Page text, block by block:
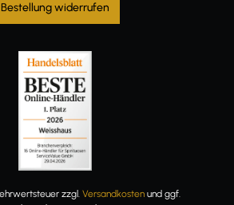
Bestellung widerrufen
zzgl. Versandkosten und ggf.